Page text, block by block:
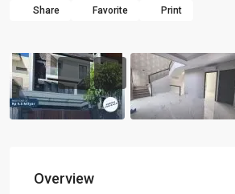
Share Favorite Print
Overview